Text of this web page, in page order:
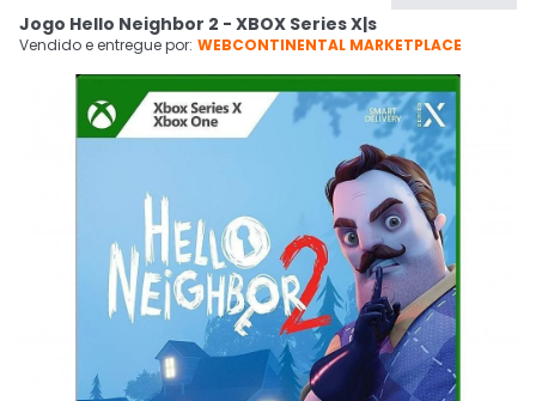
Cupons
Mais Vendidos
Ativar tradutor em libras
CADASTRE-SE
Jogo Hello Neighbor 2 - XBOX Series X|s
Vendido e entregue por: WEBCONTINENTAL MARKETPLACE